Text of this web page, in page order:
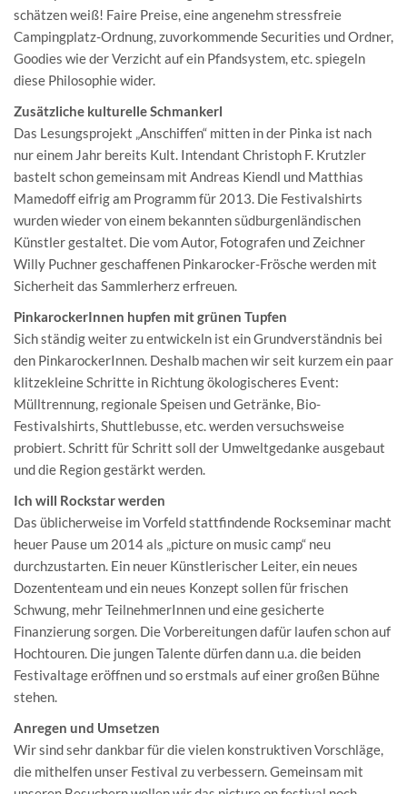
schätzen weiß! Faire Preise, eine angenehm stressfreie
Campingplatz-Ordnung, zuvorkommende Securities und Ordner,
Goodies wie der Verzicht auf ein Pfandsystem, etc. spiegeln
diese Philosophie wider.
Zusätzliche kulturelle Schmankerl
Das Lesungsprojekt „Anschiffen“ mitten in der Pinka ist nach
nur einem Jahr bereits Kult. Intendant Christoph F. Krutzler
bastelt schon gemeinsam mit Andreas Kiendl und Matthias
Mamedoff eifrig am Programm für 2013. Die Festivalshirts
wurden wieder von einem bekannten südburgenländischen
Künstler gestaltet. Die vom Autor, Fotografen und Zeichner
Willy Puchner geschaffenen Pinkarocker-Frösche werden mit
Sicherheit das Sammlerherz erfreuen.
PinkarockerInnen hupfen mit grünen Tupfen
Sich ständig weiter zu entwickeln ist ein Grundverständnis bei
den PinkarockerInnen. Deshalb machen wir seit kurzem ein paar
klitzekleine Schritte in Richtung ökologischeres Event:
Mülltrennung, regionale Speisen und Getränke, Bio-
Festivalshirts, Shuttlebusse, etc. werden versuchsweise
probiert. Schritt für Schritt soll der Umweltgedanke ausgebaut
und die Region gestärkt werden.
Ich will Rockstar werden
Das üblicherweise im Vorfeld stattfindende Rockseminar macht
heuer Pause um 2014 als „picture on music camp“ neu
durchzustarten. Ein neuer Künstlerischer Leiter, ein neues
Dozententeam und ein neues Konzept sollen für frischen
Schwung, mehr TeilnehmerInnen und eine gesicherte
Finanzierung sorgen. Die Vorbereitungen dafür laufen schon auf
Hochtouren. Die jungen Talente dürfen dann u.a. die beiden
Festivaltage eröffnen und so erstmals auf einer großen Bühne
stehen.
Anregen und Umsetzen
Wir sind sehr dankbar für die vielen konstruktiven Vorschläge,
die mithelfen unser Festival zu verbessern. Gemeinsam mit